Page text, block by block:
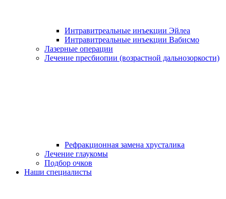
Интравитреальные инъекции Эйлеа
Интравитреальные инъекции Вабисмо
Лазерные операции
Лечение пресбиопии (возрастной дальнозоркости)
Рефракционная замена хрусталика
Лечение глаукомы
Подбор очков
Наши специалисты